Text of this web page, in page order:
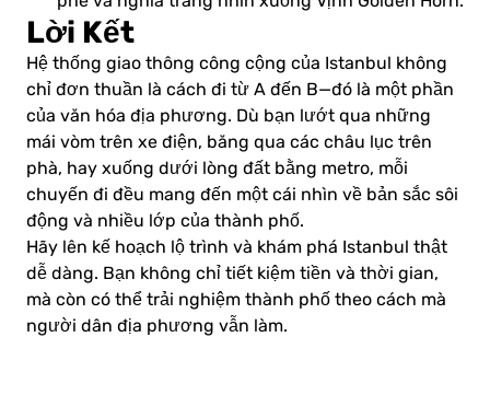
Lời Kết
Hệ thống giao thông công cộng của Istanbul không
chỉ đơn thuần là cách đi từ A đến B—đó là một phần
của văn hóa địa phương. Dù bạn lướt qua những
mái vòm trên xe điện, băng qua các châu lục trên
phà, hay xuống dưới lòng đất bằng metro, mỗi
chuyến đi đều mang đến một cái nhìn về bản sắc sôi
động và nhiều lớp của thành phố.
Hãy lên kế hoạch lộ trình và khám phá Istanbul thật
dễ dàng. Bạn không chỉ tiết kiệm tiền và thời gian,
mà còn có thể trải nghiệm thành phố theo cách mà
người dân địa phương vẫn làm.